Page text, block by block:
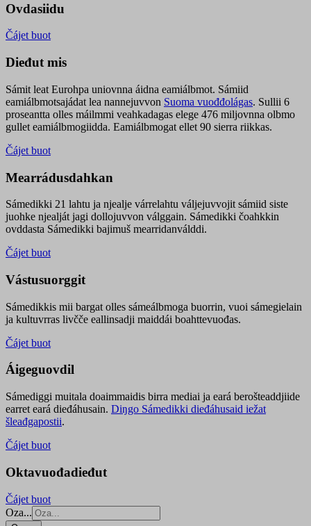
Ovdasiidu
Čájet buot
Dieđut mis
Sámit leat Eurohpa uniovnna áidna eamiálbmot. Sámiid
eamiálbmotsajádat lea nannejuvvon Suoma vuođđolágas. Sullii 6
proseantta olles máilmmi veahkadagas elege 476 miljovnna olbmo
gullet eamiálbmogiidda. Eamiálbmogat ellet 90 sierra riikkas.
Čájet buot
Mearrádusdahkan
Sámedikki 21 lahtu ja njealje várrelahtu váljejuvvojit sámiid siste
juohke njealját jagi dollojuvvon válggain. Sámedikki čoahkkin
ovddasta Sámedikki bajimuš mearridanválddi.
Čájet buot
Vástusuorggit
Sámedikkis mii bargat olles sámeálbmoga buorrin, vuoi sámegielain
ja kultuvrras livčče eallinsadji maiddái boahttevuođas.
Čájet buot
Áigeguovdil
Sámediggi muitala doaimmaidis birra mediai ja eará berošteaddjiide
earret eará dieđáhusain. Diŋgo Sámedikki dieđáhusaid iežat
šleađgapostii.
Čájet buot
Oktavuođadieđut
Čájet buot
Oza...